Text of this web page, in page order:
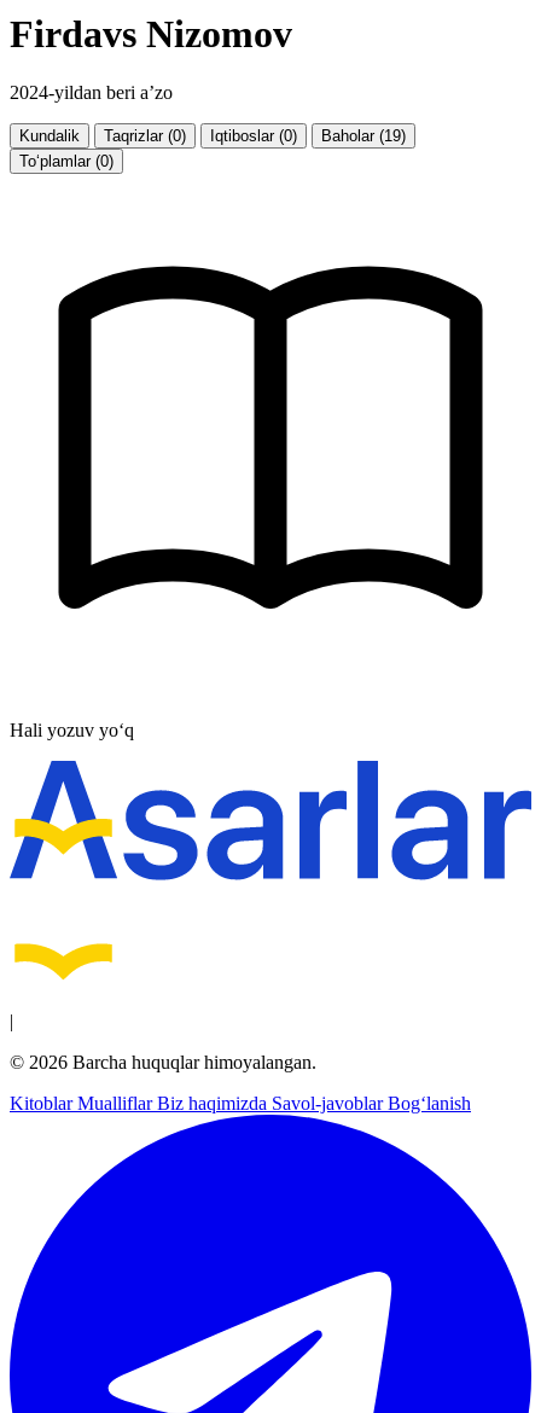
Firdavs Nizomov
2024-yildan beri a’zo
Kundalik Taqrizlar (0) Iqtiboslar (0)
Baholar (19)
To‘plamlar (0)
Hali yozuv yo‘q
|
© 2026 Barcha huquqlar himoyalangan.
KitoblarMualliflarBiz haqimizda Savol-javoblarBog‘lanish